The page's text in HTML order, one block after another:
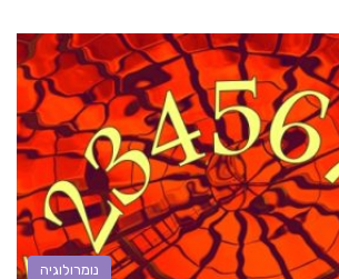
נומרולוגיה